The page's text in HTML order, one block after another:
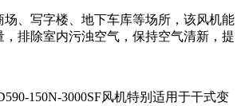
场、写字楼、地下车库等场所，该风机能
排除室内污浊空气，保持空气清新，提
150N-3000SF风机特别适用于干式变